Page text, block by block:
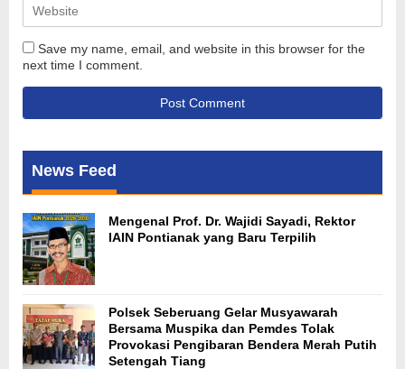
Save my name, email, and website in this browser for the
next time I comment.
News Feed
Mengenal Prof. Dr. Wajidi Sayadi, Rektor
IAIN Pontianak yang Baru Terpilih
Polsek Seberuang Gelar Musyawarah
Bersama Muspika dan Pemdes Tolak
Provokasi Pengibaran Bendera Merah Putih
Setengah Tiang